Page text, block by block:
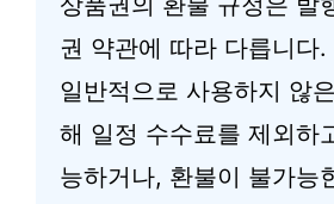
권 약관에 따라 다릅니다.
일반적으로 사용하지 않
해 일정 수수료를 제외하
능하거나, 환불이 불가능